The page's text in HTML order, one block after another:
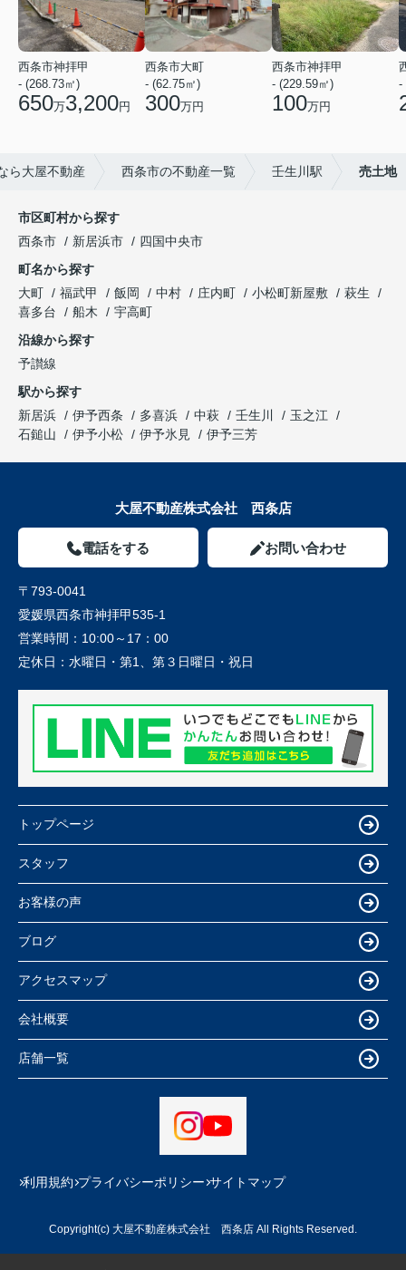
西条市神拝甲
- (268.73㎡)
650万3,200円
西条市大町
- (62.75㎡)
300万円
西条市神拝甲
- (229.59㎡)
100万円
-
ら大屋不動産 西条市の不動産一覧 壬生川駅 売土地
市区町村から探す
西条市
新居浜市
四国中央市
町名から探す
大町
福武甲 飯岡 中村 庄内町 小松町新屋敷
萩生
喜多台
船木
宇高町
沿線から探す
予讃線
駅から探す
新居浜
伊予西条 多喜浜 中萩 壬生川
玉之江
石鎚山
伊予小松 伊予氷見 伊予三芳
大屋不動産株式会社 西条店
電話をする お問い合わせ
〒793-0041
愛媛県西条市神拝甲535-1
営業時間： 10:00～17：00
定休日： 水曜日・第1、第３日曜日・祝日
トップページ
スタッフ
お客様の声
ブログ
アクセスマップ
会社概要
店舗一覧
利用規約 プライバシーポリシー サイトマップ
Copyright(c) 大屋不動産株式会社 西条店 All Rights Reserved.